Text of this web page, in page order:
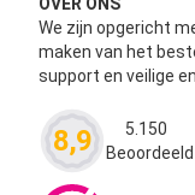
We zijn opgericht
maken van het
support en veilige
8,9 Waardering
5.150